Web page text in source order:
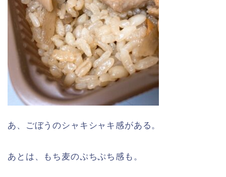
あ、ごぼうのシャキシャキ感がある。
あとは、もち麦のぷちぷち感も。